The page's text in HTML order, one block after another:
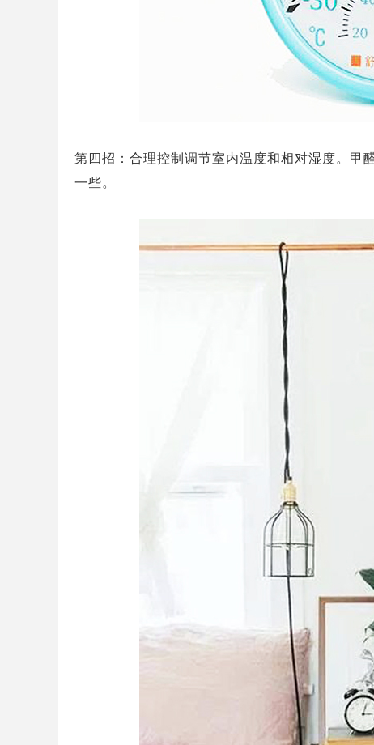
第四招：合理控制调节室内温度和相对湿度。甲
一些。